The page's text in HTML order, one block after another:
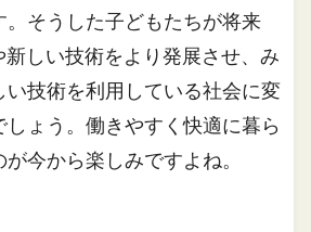
。そうした子どもたちが将来
しい技術をより発展させ、み
い技術を利用している社会に変
ょう。働きやすく快適に暮ら
今から楽しみですよね。